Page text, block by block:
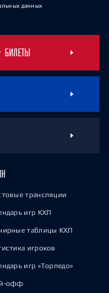
данных
БИЛЕТЫ
трансляции
игр КХЛ
таблицы КХЛ
игроков
игр «Торпедо»
офф